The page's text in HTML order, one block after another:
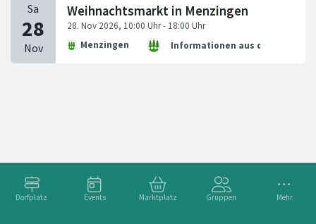
Dorfplatz Events Marktplatz Gruppen Mehr
Weihnachtsmarkt in Menzingen
Menzingen Informationen aus dem Rathaus